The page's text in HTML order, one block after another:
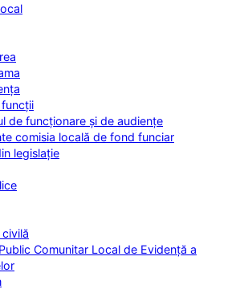
de funcționare și de audiențe
comisia locală de fond funciar
legislație
Comunitar Local de Evidență a